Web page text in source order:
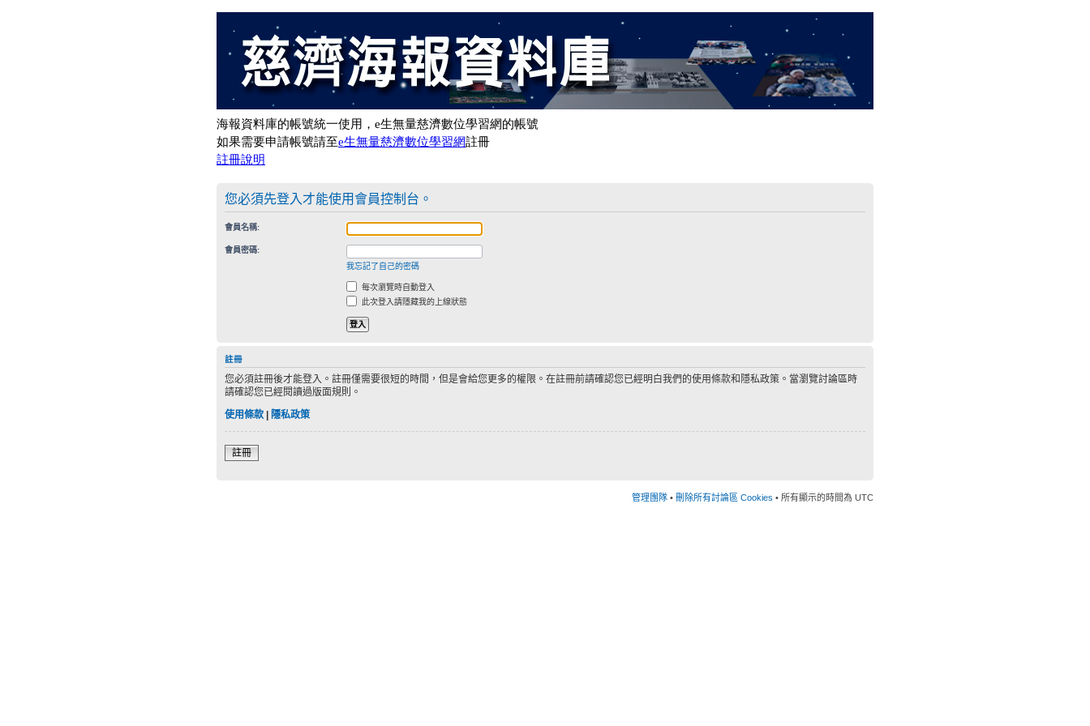
您必須先登入才能使用會員控制台。
會員名稱:
會員密碼:
我忘記了自己的密碼
每次瀏覽時自動登入
此次登入請隱藏我的上線狀態
註冊
您必須註冊後才能登入。註冊僅需要很短的時間，但是會給您更多的權限。在註冊前請確認您已經明白我們的使用條款和隱私政策。當瀏覽討論區時
請確認您已經閱讀過版面規則。
使用條款 | 隱私政策
註冊
管理團隊 • 刪除所有討論區 Cookies • 所有顯示的時間為 UTC